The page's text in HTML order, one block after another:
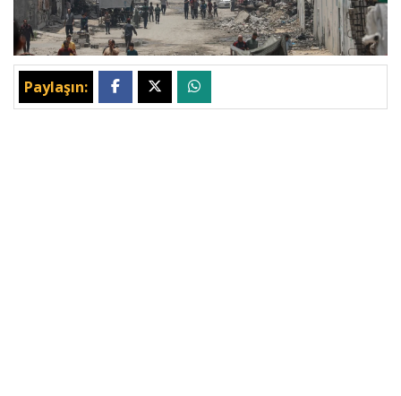
Paylaşın: